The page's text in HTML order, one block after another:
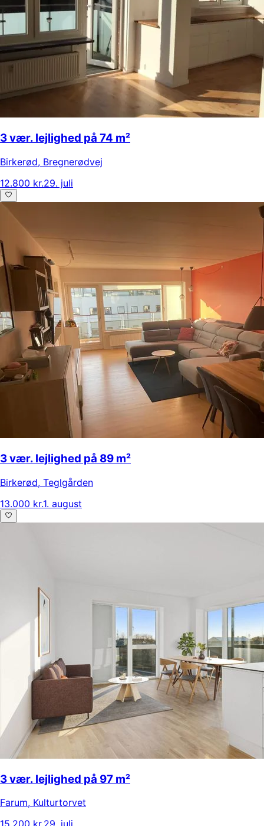
3 vær. lejlighed på 74 m²
Birkerød, Bregnerødvej
12.800 kr.29. juli
3 vær. lejlighed på 89 m²
Birkerød, Teglgården
13.000 kr.1. august
3 vær. lejlighed på 97 m²
Farum, Kulturtorvet